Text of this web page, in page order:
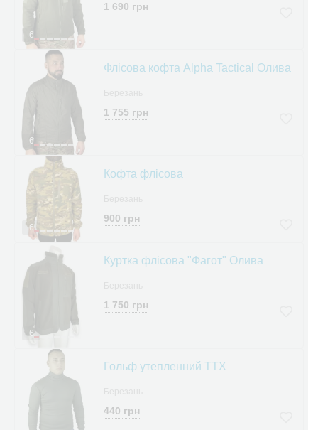
6
1 690 грн
6
Флісова кофта Alpha Tactical Олива
1 755 грн
6
Кофта флісова
900 грн
6
Куртка флісова "Фагот" Олива
1 750 грн
Гольф утепленний ТТХ
440 грн